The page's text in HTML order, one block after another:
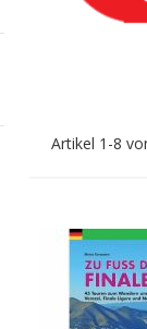
Artikel 1 -8